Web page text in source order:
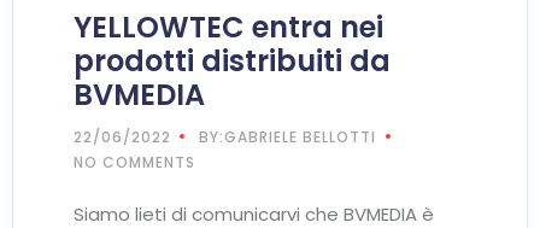
YELLOWTEC entra nei
prodotti distribuiti da
BVMEDIA
22/06/2022
BY:GABRIELE BELLOTTI
NO COMMENTS
Siamo lieti di comunicarvi che BVMEDIA è